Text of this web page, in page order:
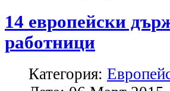
14 европейски
работници
Категория: